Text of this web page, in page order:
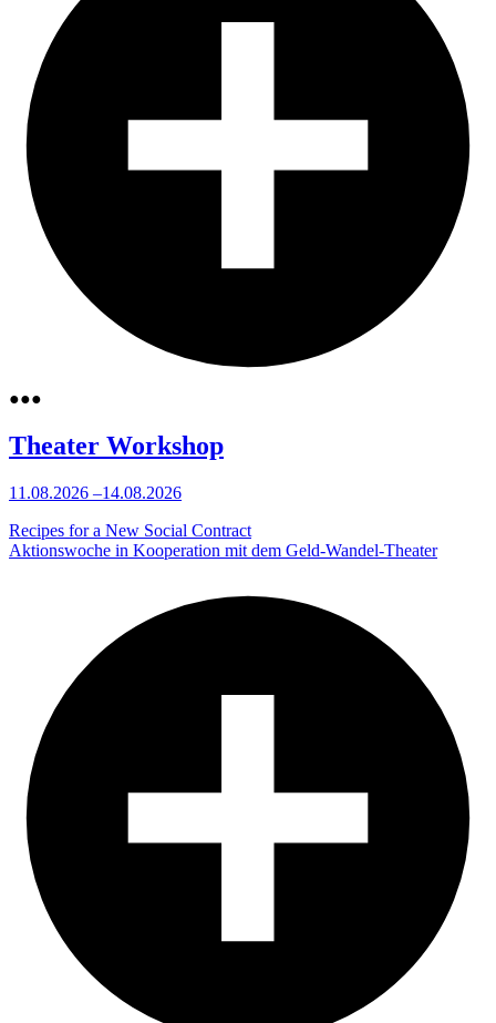
●●●
Theater Workshop
11.08.2026 –14.08.2026
Recipes for a New Social Contract
Aktionswoche in Kooperation mit dem Geld-Wandel-Theater